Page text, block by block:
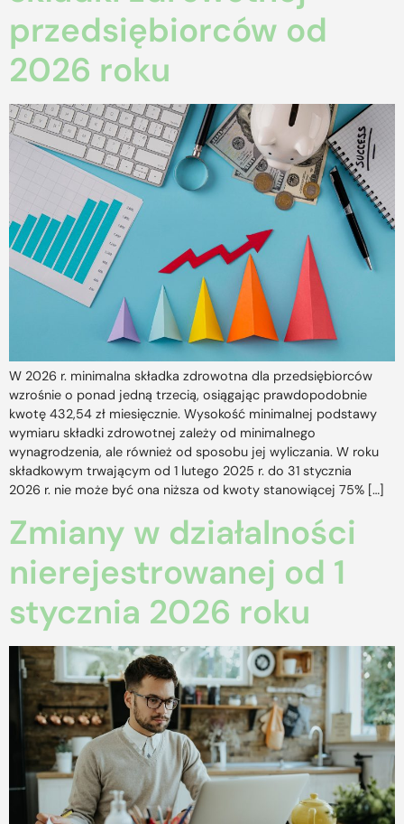
przedsiębiorców od
2026 roku
W 2026 r. minimalna składka zdrowotna dla przedsiębiorców
wzrośnie o ponad jedną trzecią, osiągając prawdopodobnie
kwotę 432,54 zł miesięcznie. Wysokość minimalnej podstawy
wymiaru składki zdrowotnej zależy od minimalnego
wynagrodzenia, ale również od sposobu jej wyliczania. W roku
składkowym trwającym od 1 lutego 2025 r. do 31 stycznia
2026 r. nie może być ona niższa od kwoty stanowiącej 75% […]
Zmiany w działalności
nierejestrowanej od 1
stycznia 2026 roku